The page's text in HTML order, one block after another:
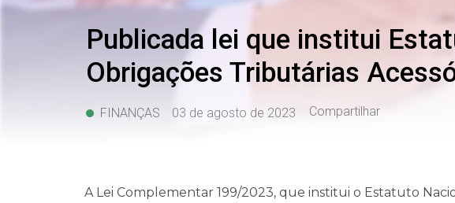
Publicada lei que institui
Obrigações Tributárias
FINANÇAS 03 de agosto de 2023 Compartilhar
A Lei Complementar 199/2023, que institui o Estatuto